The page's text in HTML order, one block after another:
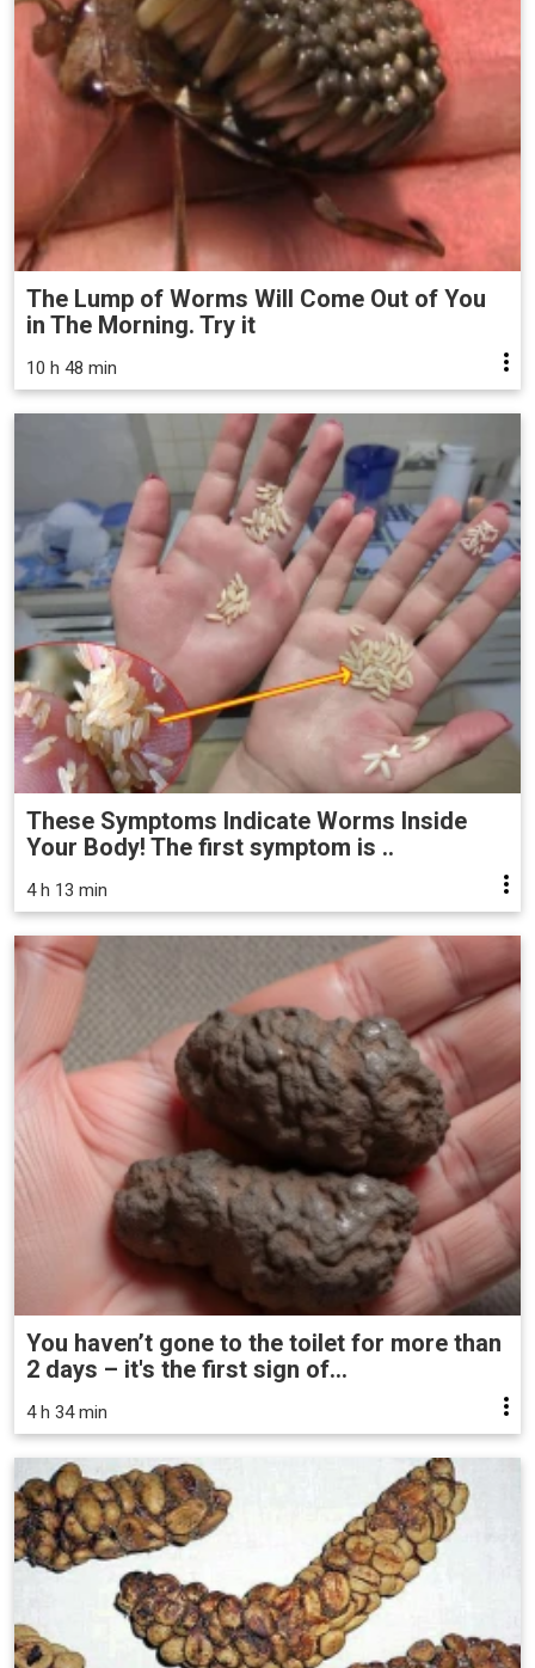
The Lump of Worms Will Come Out of You
in The Morning. Try it
10 h 48 min
These Symptoms Indicate Worms Inside
Your Body! The first symptom is ..
4 h 13 min
You haven’t gone to the toilet for more than
2 days – it's the first sign of...
4 h 34 min